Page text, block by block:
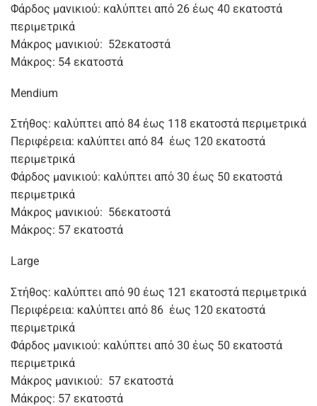
Φάρδος μανικιού: καλύπτει από 26 έως 40 εκατοστά
περιμετρικά
Μάκρος μανικιού: 52εκατοστά
Μάκρος: 54 εκατοστά
Mendium
Στήθος: καλύπτει από 84 έως 118 εκατοστά περιμετρικά
Περιφέρεια: καλύπτει από 84 έως 120 εκατοστά
περιμετρικά
Φάρδος μανικιού: καλύπτει από 30 έως 50 εκατοστά
περιμετρικά
Μάκρος μανικιού: 56εκατοστά
Μάκρος: 57 εκατοστά
Large
Στήθος: καλύπτει από 90 έως 121 εκατοστά περιμετρικά
Περιφέρεια: καλύπτει από 86 έως 120 εκατοστά
περιμετρικά
Φάρδος μανικιού: καλύπτει από 30 έως 50 εκατοστά
περιμετρικά
Μάκρος μανικιού: 57 εκατοστά
Μάκρος: 57 εκατοστά